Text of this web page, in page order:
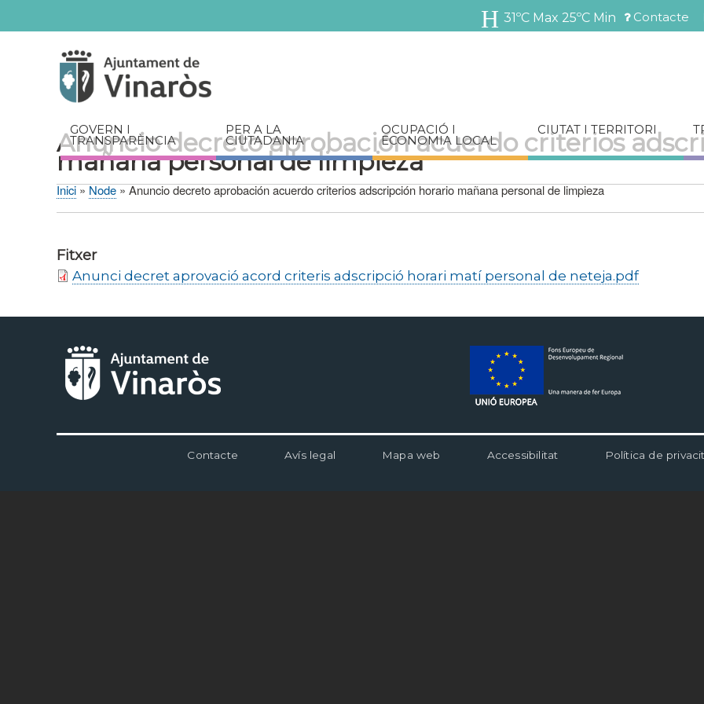
Vés
al
relacionats
Menú
Contacte
31ºC Max 25ºC Min
GOVERN I
TRANSPARÈNCIA
PER A LA
CIUTADANIA
OCUPACIÓ I
ECONOMIA LOCAL
CIUTAT I TERRITORI
Anuncio decreto aprobación acuerdo criterios
mañana personal de limpieza
Fil
Inici Node Anuncio decreto aprobación acuerdo criterios adscripción horario mañana personal de limpieza
Fitxer
Anunci decret aprovació acord criteris adscripció horari matí personal de neteja.pdf
Contacte Avís legal Mapa web Accessibilitat Política de